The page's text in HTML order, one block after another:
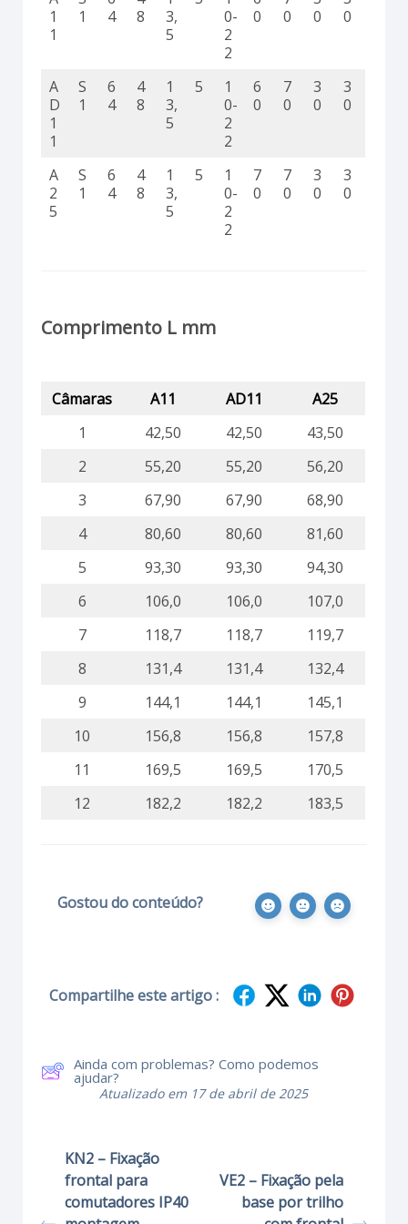
1
1
1
4
8
3,
5
0-
2
2
0
0
0
0
A
D
1
1
S
1
6
4
4
8
1
3,
5
5
1
0-
2
2
6
0
7
0
3
0
3
0
A
2
5
S
1
6
4
4
8
1
3,
5
5
1
0-
2
2
7
0
7
0
3
0
3
0
Comprimento L mm
Câmaras A11 AD11
A25
1
42,50 42,50
43,50
2
55,20 55,20
56,20
3
67,90 67,90
68,90
4
80,60 80,60
81,60
5
93,30 93,30
94,30
6
106,0 106,0
107,0
7
118,7 118,7
119,7
8
131,4 131,4
132,4
9
144,1 144,1
145,1
10
156,8 156,8
157,8
11
169,5 169,5
170,5
12
182,2 182,2 183,5
Gostou do conteúdo?
Compartilhe este artigo :
Ainda com problemas? Como podemos
ajudar?
Atualizado em 17 de abril de 2025
KN2 – Fixação
frontal para
comutadores IP40
VE2 – Fixação pela
base por trilho